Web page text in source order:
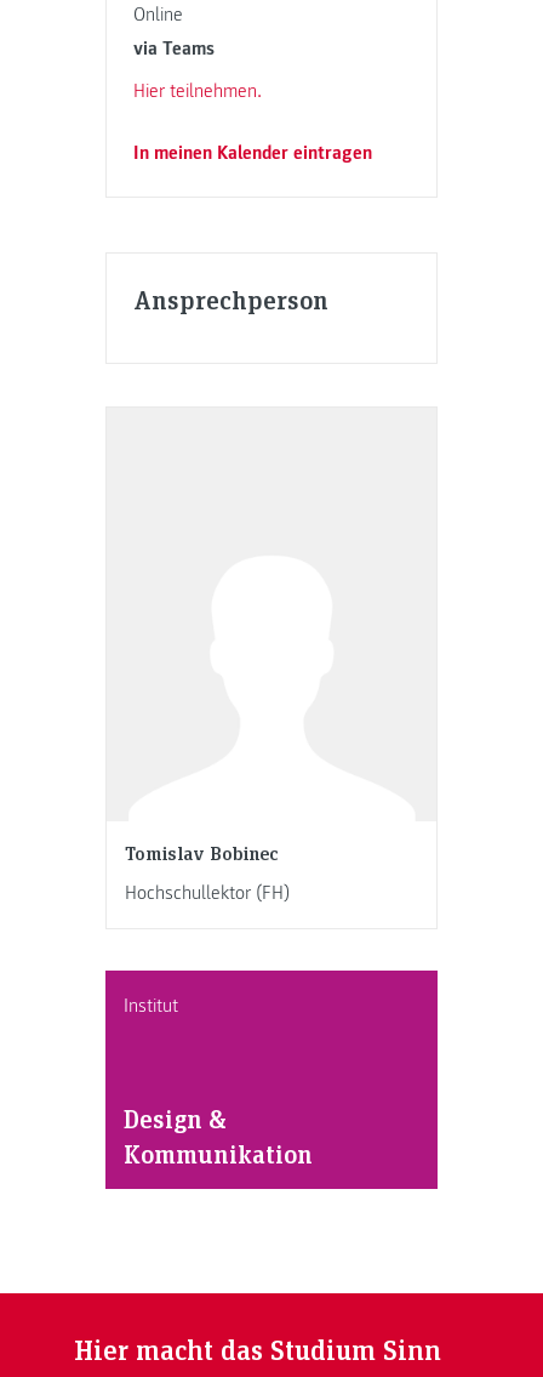
Online
via Teams
Hier teilnehmen.
In meinen Kalender eintragen
Ansprechperson
Tomislav Bobinec
Hochschullektor (FH)
Institut
Design &
Kommunikation
Hier macht das Studium Sinn